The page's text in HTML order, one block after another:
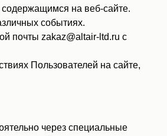
на веб-сайте.
событиях.
почты zakaz@altair-ltd.ru с
Пользователей на сайте,
через специальные